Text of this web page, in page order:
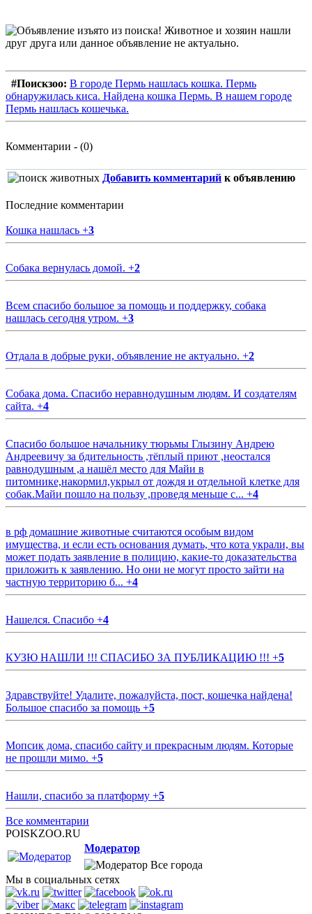
#Поискзоо: В городе Пермь нашлась кошка. Пермь
обнаружилась киса. Найдена кошка Пермь. В нашем городе
Пермь нашлась кошечька.
Комментарии - (0)
Добавить комментарий к объявлению
Последние комментарии
Кошка нашлась +3
Собака вернулась домой. +2
Всем спасибо большое за помощь и поддержку, собака
нашлась сегодня утром. +3
Отдала в добрые руки, объявление не актуально. +2
Собака дома. Спасибо неравнодушным людям. И создателям
сайта. +4
Спасибо большое начальнику тюрьмы Глызину Андрею
Андреевичу за бдительность ,тёплый приют ,неостался
равнодушным ,а нашёл место для Майи в
питомнике,накормил,укрыл от дождя и отдельной клетке для
собак.Майи пошло на пользу ,проведя меньше с... +4
в рф домашние животные считаются особым видом
имущества, и если есть основания думать, что кота украли, вы
может подать заявление в полицию, какие-то доказательства
приложить к заявлению. Но они не могут просто зайти на
частную территорию б... +4
Нашелся. Спасибо +4
КУЗЮ НАШЛИ !!! СПАСИБО ЗА ПУБЛИКАЦИЮ !!! +5
Здравствуйте! Удалите, пожалуйста, пост, кошечка найдена!
Большое спасибо за помощь +5
Мопсик дома, спасибо сайту и прекрасным людям. Которые
не прошли мимо. +5
Нашли, спасибо за платформу +5
Все комментарии
POISKZOO.RU
Модератор
Все города
Мы в социальных сетях